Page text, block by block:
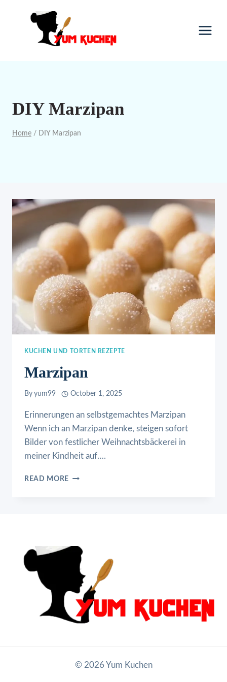
DIY Marzipan
Home / DIY Marzipan
KUCHEN UND TORTEN REZEPTE
Marzipan
By yum99 October 1, 2025
Erinnerungen an selbstgemachtes Marzipan
Wenn ich an Marzipan denke, steigen sofort
Bilder von festlicher Weihnachtsbäckerei in
meiner Kindheit auf….
READ MORE MARZIPAN
© 2026 Yum Kuchen